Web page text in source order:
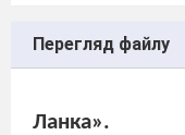
Перегляд файлу
Ланка».